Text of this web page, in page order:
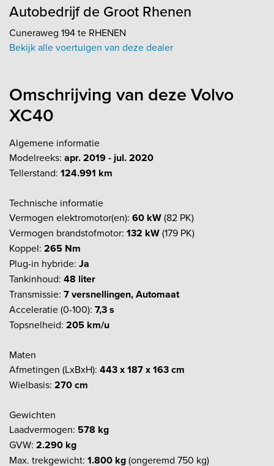
Autobedrijf de Groot Rhenen
Cuneraweg 194 te RHENEN
Bekijk alle voertuigen van deze dealer
Omschrijving van deze Volvo
XC40
Algemene informatie
Modelreeks: apr. 2019 - jul. 2020
Tellerstand: 124.991 km
Technische informatie
Vermogen elektromotor(en): 60 kW(82 PK)
Vermogen brandstofmotor: 132 kW(179 PK)
Koppel: 265 Nm
Plug-in hybride: Ja
Tankinhoud: 48 liter
Transmissie: 7 versnellingen, Automaat
Acceleratie (0-100): 7,3 s
Topsnelheid: 205 km/u
Maten
Afmetingen (LxBxH): 443 x 187 x 163 cm
Wielbasis: 270 cm
Gewichten
Laadvermogen: 578 kg
GVW: 2.290 kg
Max. trekgewicht: 1.800 kg(ongeremd 750 kg)